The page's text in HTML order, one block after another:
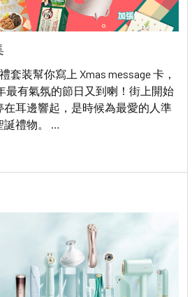
套装幫你寫上 Xmas message 卡，
最有氣氛的節日又到喇！街上開始
耳邊響起，是時候為最愛的人準
誕禮物。 …